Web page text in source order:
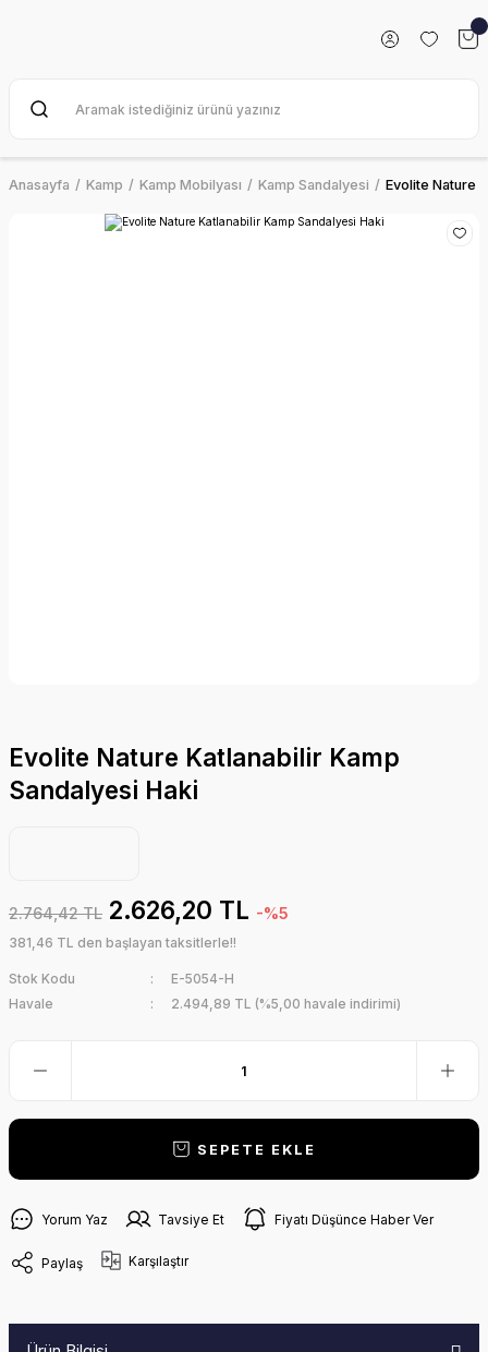
Anasayfa Kamp Kamp Mobilyası Kamp Sandalyesi Evolite Nature
Evolite Nature Katlanabilir Kamp
Sandalyesi Haki
2.764,42 TL 2.626,20 TL -%5
381,46 TL den başlayan taksitlerle!!
Stok Kodu
E-5054-H
Havale
2.494,89 TL (%5,00 havale indirimi)
SEPETE EKLE
Yorum Yaz Tavsiye Et Fiyatı Düşünce Haber Ver
Paylaş Karşılaştır